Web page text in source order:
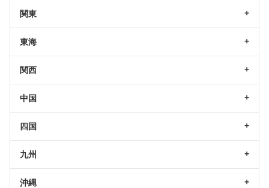
関東
東海
関西
中国
四国
九州
沖縄